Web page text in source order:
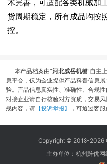
术完善，可适配各类机械加
货周期稳定，所有成品均按
控。
本产品档案由“河北威岳机械”自主
息平台，仅为企业提供产品科普信息
验。产品信息真实性、准确性、合规
对接企业请自行核验对方资质，交易
规内容，请 【投诉举报】 ，可通过客
Copyright © 2018-2026
主办单位：杭州黔优网